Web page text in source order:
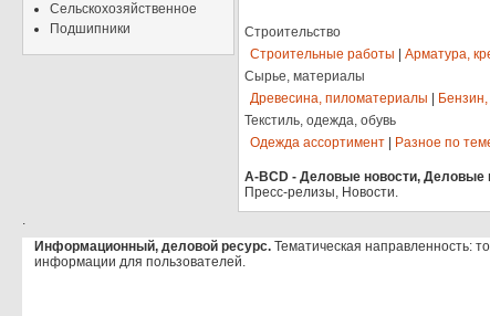
Сельскохозяйственное
Подшипники
Строительство
Строительные работы
Арматура,
Сырье, материалы
Древесина, пиломатериалы
Текстиль, одежда, обувь
Одежда ассортимент
Разное по
A-BCD - Деловые новости, Деловые
Пресс-релизы, Новости.
.
Информационный, деловой ресурс. Тематическая направленность:
информации для пользователей.